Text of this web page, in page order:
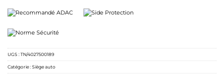
UGS :TN/4027500189
Catégorie :Siège auto